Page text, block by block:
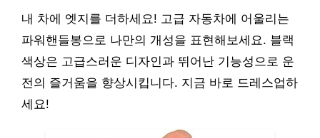
내 차에 엣지를 더하세요! 고급 자동차에 어울리는
파워핸들봉으로 나만의 개성을 표현해보세요. 블랙
색상은 고급스러운 디자인과 뛰어난 기능성으로 운
전의 즐거움을 향상시킵니다. 지금 바로 드레스업하
세요!